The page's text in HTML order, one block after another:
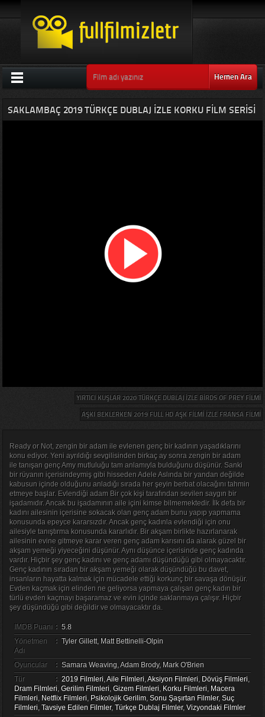
Hemen Ara
SAKLAMBAÇ 2019 TÜRKÇE DUBLAJ IZLE KORKU FILM SERISI
YIRTICI KUŞLAR 2020 TÜRKÇE DUBLAJ IZLE BIRDS OF PREY FILMI
AŞKI BEKLERKEN 2019 FULL HD AŞK FILMI IZLE FRANSA FILMI
Ready or Not, zengin bir adam ile evlenen genç bir kadının yaşadıklarını
konu ediyor. Yeni ayrıldığı sevgilisinden birkaç ay sonra zengin bir adam
ile tanışan genç Amy mutluluğu tam anlamıyla bulduğunu düşünür. Sanki
bir rüyanın içerisindeymiş gibi hisseden Adele Aslında bir yandan değilde
kabusun içinde olduğunu anladığı sırada her şeyin berbat olacağını tahmin
etmeye başlar. Evlendiği adam Bir çok kişi tarafından sevilen saygın bir
işadamıdır. Ancak bu işadamının aile içini kimse bilmemektedir. İlk defa bir
kadını ailesinin içerisine sokacak olan genç adam bunu yapıp yapmama
konusunda epeyce kararsızdır. Ancak genç kadınla evlendiği için onu
ailesiyle tanıştırma konusunda kararlıdır. Bir akşam birlikte hazırlanarak
ailesinin evine gitmeye karar veren genç adam karısını da alarak güzel bir
akşam yemeği yiyeceğini düşünür. Aynı düşünce içerisinde genç kadında
vardır. Hiçbir şey genç kadını ve genç adamı düşündüğü gibi olmayacaktır.
Genç kadının sıradan bir akşam yemeği olarak düşündüğü bu davet,
insanların hayatta kalmak için mücadele ettiği korkunç bir savaşa dönüşür.
Evden kaçmak için elinden ne geliyorsa yapmaya çalışan genç kadın bir
türlü evden kaçmayı başaramaz ve evin içinde saklanmaya çalışır. Hiçbir
şey düşündüğü gibi değildir ve olmayacaktır da.
IMDB Puanı : 5.8
Yönetmen
Adı
: Tyler Gillett, Matt Bettinelli-Olpin
Oyuncular : Samara Weaving, Adam Brody, Mark O'Brien
Tür
: 2019 Filmleri,Aile Filmleri,Aksiyon Filmleri, Dövüş Filmleri,
Dram Filmleri, Gerilim Filmleri, Gizem Filmleri, Korku Filmleri, Macera
Filmleri, Netflix Filmleri, Psikolojik Gerilim, Sonu Şaşırtan Filmler, Suç
Filmleri, Tavsiye Edilen Filmler, Türkçe Dublaj Filmler, Vizyondaki Filmler